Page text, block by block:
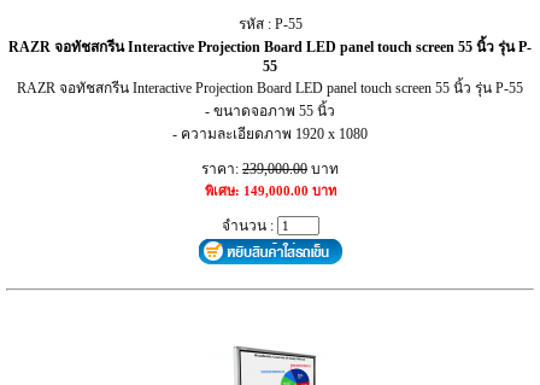
รหัส : P-55
RAZR จอทัชสกรีน Interactive Projection Board LED panel touch screen 55 นิ้ว รุ่น P-
55
RAZR จอทัชสกรีน Interactive Projection Board LED panel touch screen 55 นิ้ว รุ่น P-55
- ขนาดจอภาพ 55 นิ้ว
- ความละเอียดภาพ 1920 x 1080
ราคา: 239,000.00 บาท
พิเศษ: 149,000.00 บาท
จำนวน :